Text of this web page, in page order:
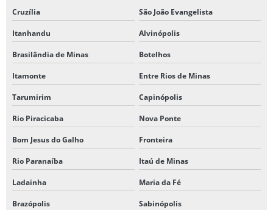
Cruzília São João Evangelista
Itanhandu Alvinópolis
Brasilândia de Minas Botelhos
Itamonte Entre Rios de Minas
Tarumirim Capinópolis
Rio Piracicaba Nova Ponte
Bom Jesus do Galho Fronteira
Rio Paranaíba Itaú de Minas
Ladainha Maria da Fé
Brazópolis Sabinópolis